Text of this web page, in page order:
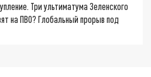
Три ультиматума Зеленского
на ПВО? Глобальный прорыв под